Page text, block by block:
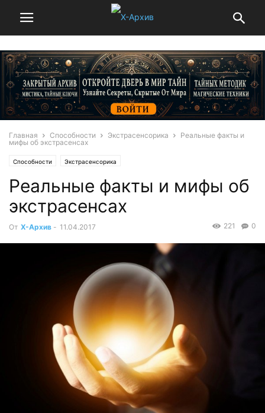
Главная Способности Экстрасенсорика
Реальные факты и
мифы об экстрасенсах
Способности Экстрасенсорика
Реальные факты и мифы об
экстрасенсах
От Х-Архив - 11.04.2017 0
221